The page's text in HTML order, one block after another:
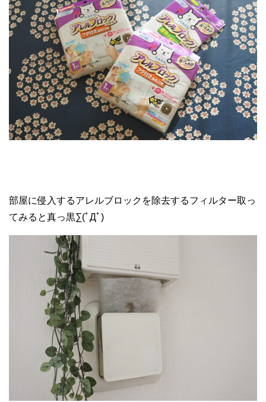
部屋に侵入するアレルブロックを除去するフィルター取っ
てみると真っ黒∑(ﾟДﾟ)